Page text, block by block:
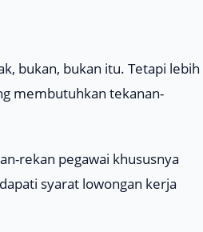
bukan, bukan itu. Tetapi lebih
membutuhkan tekanan-
rekan pegawai khususnya
syarat lowongan kerja